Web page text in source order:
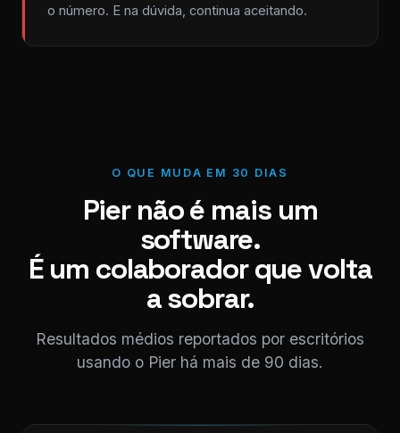
o número. E na dúvida, continua aceitando.
O QUE MUDA EM 30 DIAS
Pier não é mais um
software.
É um colaborador que volta
a sobrar.
Resultados médios reportados por escritórios
usando o Pier há mais de 90 dias.